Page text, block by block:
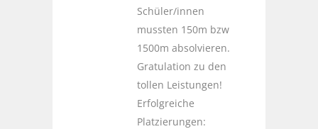
Schüler/innen
mussten 150m bzw
1500m absolvieren.
Gratulation zu den
tollen Leistungen!
Erfolgreiche
Platzierungen: